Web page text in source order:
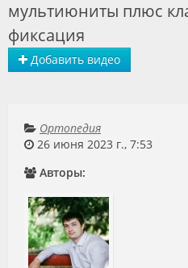
Маркет
Обучение
Вакансии
Объявления
Видео
Форум
Клиники
Добавить видео
мультиюниты плюс
фиксация
Ортопедия
26 июня 2023 г., 7:53
Авторы: